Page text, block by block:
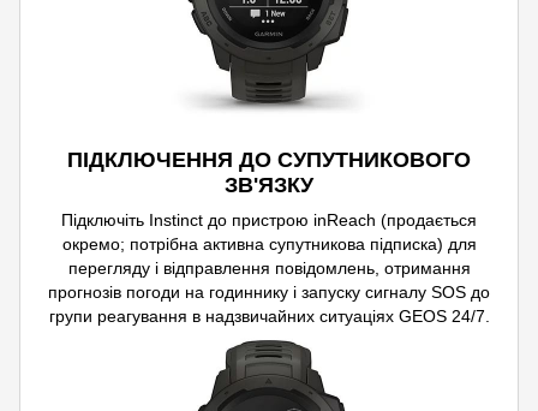
ПІДКЛЮЧЕННЯ ДО СУПУТНИКОВОГО
ЗВ'ЯЗКУ
Підключіть Instinct до пристрою inReach (продається
окремо; потрібна активна супутникова підписка) для
перегляду і відправлення повідомлень, отримання
прогнозів погоди на годиннику і запуску сигналу SOS до
групи реагування в надзвичайних ситуаціях GEOS 24/7.